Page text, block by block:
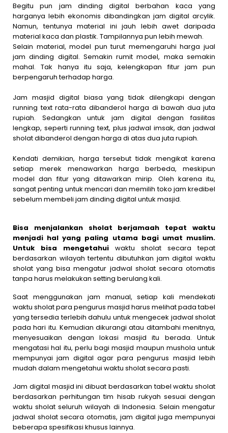
Begitu pun jam dinding digital berbahan kaca yang
harganya lebih ekonomis dibandingkan jam digital arcylik.
Namun, tentunya material ini jauh lebih awet daripada
material kaca dan plastik. Tampilannya pun lebih mewah.
Selain material, model pun turut memengaruhi harga jual
jam dinding digital. Semakin rumit model, maka semakin
mahal. Tak hanya itu saja, kelengkapan fitur jam pun
berpengaruh terhadap harga.
Jam masjid digital biasa yang tidak dilengkapi dengan
running text rata-rata dibanderol harga di bawah dua juta
rupiah. Sedangkan untuk jam digital dengan fasilitas
lengkap, seperti running text, plus jadwal imsak, dan jadwal
sholat dibanderol dengan harga di atas dua juta rupiah.
Kendati demikian, harga tersebut tidak mengikat karena
setiap merek menawarkan harga berbeda, meskipun
model dan fitur yang ditawarkan mirip. Oleh karena itu,
sangat penting untuk mencari dan memilih toko jam kredibel
sebelum membeli jam dinding digital untuk masjid.
Bisa menjalankan sholat berjamaah tepat waktu
menjadi hal yang paling utama bagi umat muslim.
Untuk bisa mengetahui waktu sholat secara tepat
berdasarkan wilayah tertentu dibutuhkan jam digital waktu
sholat yang bisa mengatur jadwal sholat secara otomatis
tanpa harus melakukan setting berulang kali.
Saat menggunakan jam manual, setiap kali mendekati
waktu sholat para pengurus masjid harus melihat pada tabel
yang tersedia terlebih dahulu untuk mengecek jadwal sholat
pada hari itu. Kemudian dikurangi atau ditambahi menitnya,
menyesuaikan dengan lokasi masjid itu berada. Untuk
mengatasi hal itu, perlu bagi masjid maupun mushola untuk
mempunyai jam digital agar para pengurus masjid lebih
mudah dalam mengetahui waktu sholat secara pasti.
Jam digital masjid ini dibuat berdasarkan tabel waktu sholat
berdasarkan perhitungan tim hisab rukyah sesuai dengan
waktu sholat seluruh wilayah di Indonesia. Selain mengatur
jadwal sholat secara otomatis, jam digital juga mempunyai
beberapa spesifikasi khusus lainnya.